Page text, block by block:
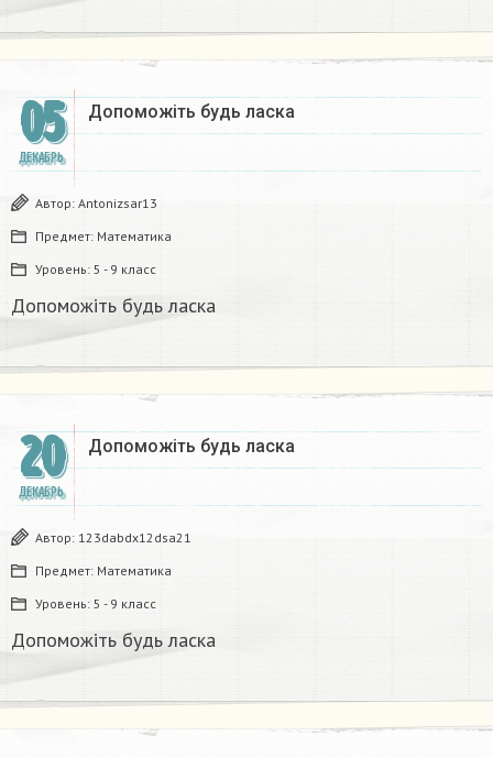
05
ДЕКАБРЬ
Допоможіть будь ласка
Автор: Antonizsar13
Предмет: Математика
Уровень: 5 - 9 класс
Допоможіть будь ласка
20
ДЕКАБРЬ
Допоможіть будь ласка
Автор: 123dabdx12dsa21
Предмет: Математика
Уровень: 5 - 9 класс
Допоможіть будь ласка